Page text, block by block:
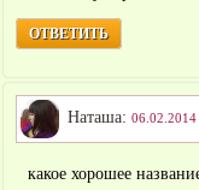
ОТВЕТИТЬ
Наташа:
какое хорошее